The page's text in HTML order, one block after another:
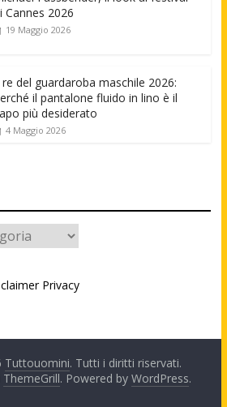
Cannes 2026
19 Maggio 2026
re del guardaroba maschile 2026:
il pantalone fluido in lino è il
più desiderato
4 Maggio 2026
Privacy
Tuttouomini. Tutti i diritti riservati.
ThemeGrill. Powered by WordPress.